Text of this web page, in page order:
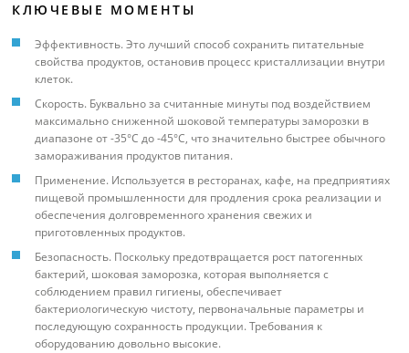
КЛЮЧЕВЫЕ МОМЕНТЫ
Эффективность. Это лучший способ сохранить питательные
свойства продуктов, остановив процесс кристаллизации внутри
клеток.
Скорость. Буквально за считанные минуты под воздействием
максимально сниженной шоковой температуры заморозки в
диапазоне от -35°C до -45°C, что значительно быстрее обычного
замораживания продуктов питания.
Применение. Используется в ресторанах, кафе, на предприятиях
пищевой промышленности для продления срока реализации и
обеспечения долговременного хранения свежих и
приготовленных продуктов.
Безопасность. Поскольку предотвращается рост патогенных
бактерий, шоковая заморозка, которая выполняется с
соблюдением правил гигиены, обеспечивает
бактериологическую чистоту, первоначальные параметры и
последующую сохранность продукции. Требования к
оборудованию довольно высокие.